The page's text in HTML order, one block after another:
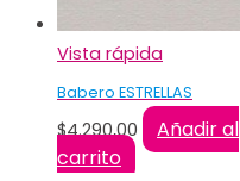
Vista rápida
Babero ESTRELLAS
$4.290,00
Añadir al
carrito